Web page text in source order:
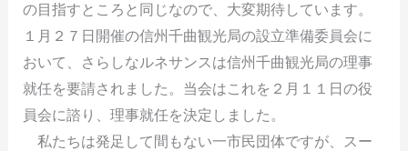
の目指すところと同じなので、大変期待しています。
１月２７日開催の信州千曲観光局の設立準備委員会に
おいて、さらしなルネサンスは信州千曲観光局の理事
就任を要請されました。当会はこれを２月１１日の役
員会に諮り、理事就任を決定しました。
私たちは発足して間もない一市民団体ですが、スー